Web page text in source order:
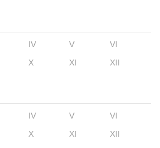
IV V
VI
X XI XII
IV V
VI
X XI XII